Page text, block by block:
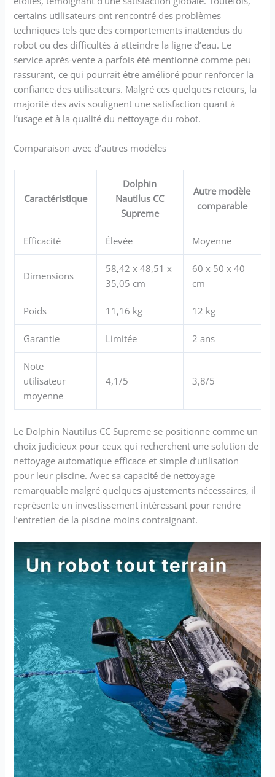
certains utilisateurs ont rencontré des problèmes
techniques tels que des comportements inattendus du
robot ou des difficultés à atteindre la ligne d’eau. Le
service après-vente a parfois été mentionné comme peu
rassurant, ce qui pourrait être amélioré pour renforcer la
confiance des utilisateurs. Malgré ces quelques retours, la
majorité des avis soulignent une satisfaction quant à
l’usage et à la qualité du nettoyage du robot.
Comparaison avec d’autres modèles
Caractéristique
Dolphin
Nautilus CC
Supreme
Autre modèle
comparable
Efficacité Élevée Moyenne
Dimensions
58,42 x 48,51 x
35,05 cm
60 x 50 x 40
cm
Poids 11,16 kg 12 kg
Garantie Limitée 2 ans
Note
utilisateur
moyenne
4,1/5 3,8/5
Le Dolphin Nautilus CC Supreme se positionne comme un
choix judicieux pour ceux qui recherchent une solution de
nettoyage automatique efficace et simple d’utilisation
pour leur piscine. Avec sa capacité de nettoyage
remarquable malgré quelques ajustements nécessaires, il
représente un investissement intéressant pour rendre
l’entretien de la piscine moins contraignant.